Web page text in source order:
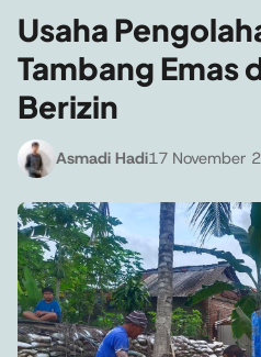
Usaha
Tambang Emas
Berizin
Asmadi Hadi17 November